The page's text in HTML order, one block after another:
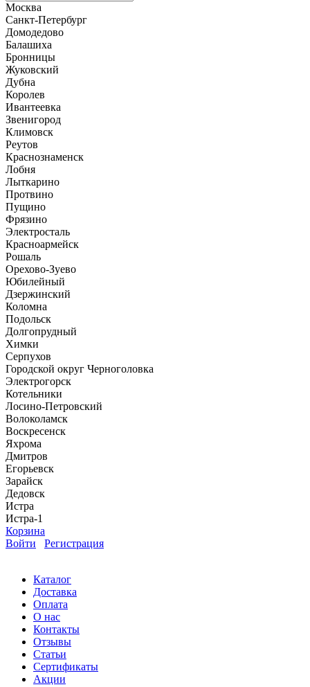
Москва
Санкт-Петербург
Домодедово
Балашиха
Бронницы
Жуковский
Дубна
Королев
Ивантеевка
Звенигород
Климовск
Реутов
Краснознаменск
Лобня
Лыткарино
Протвино
Пущино
Фрязино
Электросталь
Красноармейск
Рошаль
Орехово-Зуево
Юбилейный
Дзержинский
Коломна
Подольск
Долгопрудный
Химки
Серпухов
Городской округ Черноголовка
Электрогорск
Котельники
Лосино-Петровский
Волоколамск
Воскресенск
Яхрома
Дмитров
Егорьевск
Зарайск
Дедовск
Истра
Истра-1
Корзина
Войти
Регистрация
Каталог
Доставка
Оплата
О нас
Контакты
Отзывы
Статьи
Сертификаты
Акции